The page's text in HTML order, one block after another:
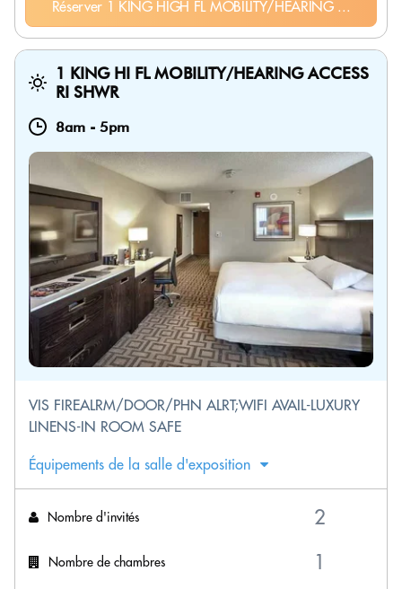
Réserver 1 KING HIGH FL MOBILITY/HEARING ...
1 KING HI FL MOBILITY/HEARING ACCESS
RI SHWR
8am - 5pm
VIS FIREALRM/DOOR/PHN ALRT;WIFI AVAIL-LUXURY
LINENS-IN ROOM SAFE
Équipements de la salle d'exposition
Nombre d'invités
Nombre de chambres